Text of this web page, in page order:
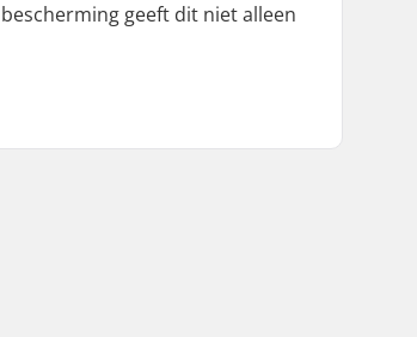
geeft dit niet alleen